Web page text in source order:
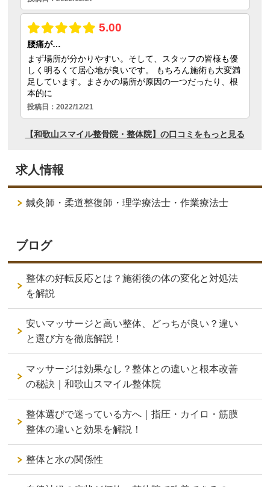
求人情報
鍼灸師・柔道整復師・理学療法士・作業療法士
ブログ
整体の好転反応とは？施術後の体の変化と対処法
を解説
安いマッサージと高い整体、どっちが良い？違い
と選び方を徹底解説！
マッサージは効果なし？整体との違いと根本改善
の秘訣｜和歌山スマイル整体院
整体選びで迷っている方へ｜指圧・カイロ・筋膜
整体の違いと効果を解説！
整体と水の関係性